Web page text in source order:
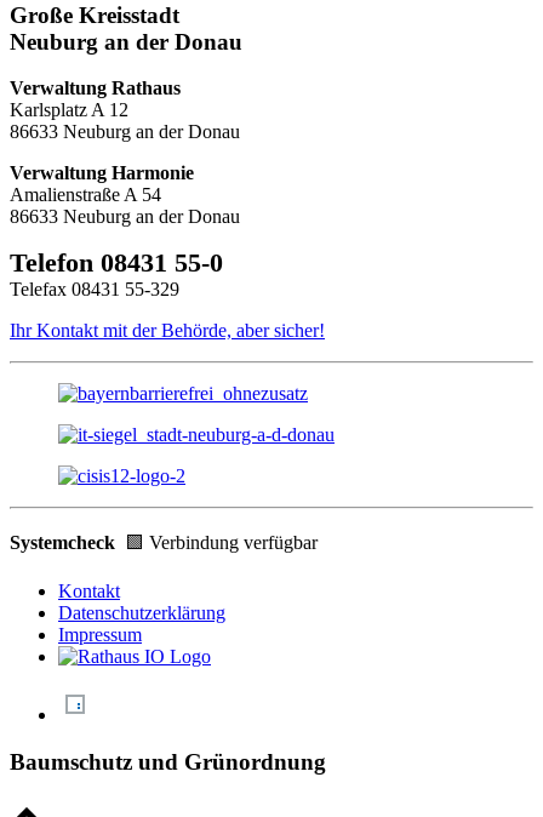
Große Kreisstadt
Neuburg an der Donau
Verwaltung Rathaus
Karlsplatz A 12
86633 Neuburg an der Donau
Verwaltung Harmonie
Amalienstraße A 54
86633 Neuburg an der Donau
Telefon 08431 55-0
Telefax 08431 55-329
Ihr Kontakt mit der Behörde, aber sicher!
Systemcheck 🟩 Verbindung verfügbar
Kontakt
Datenschutzerklärung
Impressum
Baumschutz und Grünordnung